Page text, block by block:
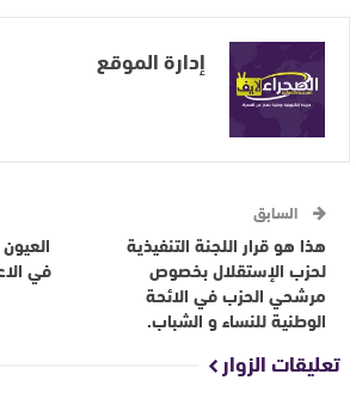
إدارة الموقع
السابق
هذا هو قرار اللجنة التنفيذية
لحزب الإستقلال بخصوص
مرشحي الحزب في الائحة
الوطنية للنساء و الشباب.
في
تعليقات الزوار